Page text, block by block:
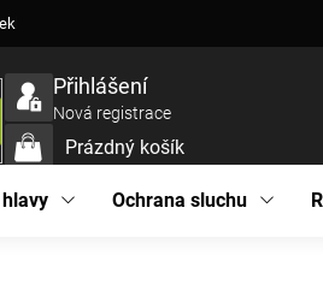
zboží
Přihlášení
Nová registrace
NÁKUPNÍ
KOŠÍK
Prázdný košík
Ochrana sluchu